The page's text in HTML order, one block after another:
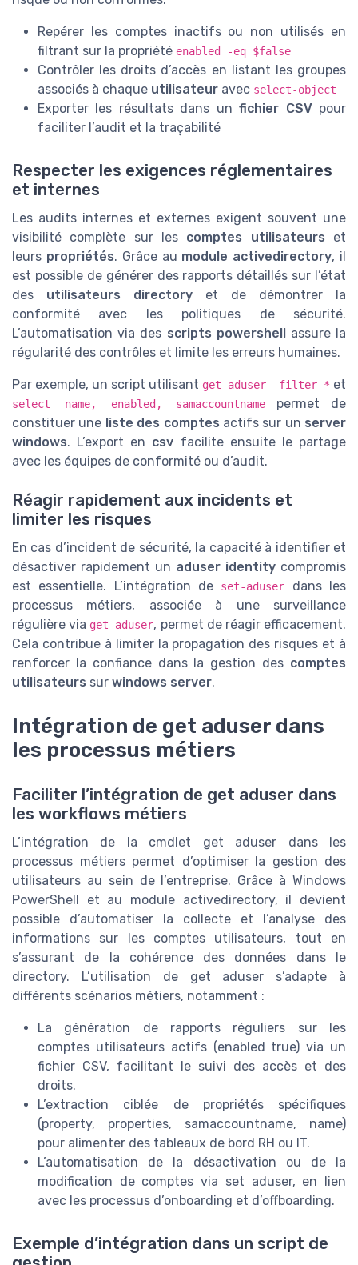
Repérer les comptes inactifs ou non utilisés en
filtrant sur la propriété enabled -eq $false
Contrôler les droits d’accès en listant les groupes
associés à chaque utilisateur avec select-object
Exporter les résultats dans unfichier CSVpour
faciliter l’audit et la traçabilité
Respecter les exigences réglementaires
et internes
Les audits internes et externes exigent souvent une
visibilité complète sur les comptes utilisateurs et
leurs propriétés. Grâce au module activedirectory, il
est possible de générer des rapports détaillés sur l’état
des utilisateurs directory et de démontrer la
conformité avec les politiques de sécurité.
L’automatisation via des scripts powershellassure la
régularité des contrôles et limite les erreurs humaines.
Par exemple, un script utilisant get-aduser -filter * et
select name, enabled, samaccountname
permet de
constituer une liste des comptes actifs sur un server
windows. L’export en csv facilite ensuite le partage
avec les équipes de conformité ou d’audit.
Réagir rapidement aux incidents et
limiter les risques
En cas d’incident de sécurité, la capacité à identifier et
désactiver rapidement un aduser identity compromis
est essentielle. L’intégration de
set-aduser
dans les
processus métiers, associée à une surveillance
régulière via get-aduser, permet de réagir efficacement.
Cela contribue à limiter la propagation des risques et à
renforcer la confiance dans la gestion des comptes
utilisateurs sur windows server.
Intégration de get aduser dans
les processus métiers
Faciliter l’intégration de get aduser dans
les workflows métiers
L’intégration de la cmdlet get aduser dans les
processus métiers permet d’optimiser la gestion des
utilisateurs au sein de l’entreprise. Grâce à Windows
PowerShell et au module activedirectory, il devient
possible d’automatiser la collecte et l’analyse des
informations sur les comptes utilisateurs, tout en
s’assurant de la cohérence des données dans le
directory. L’utilisation de get aduser s’adapte à
différents scénarios métiers, notamment :
La génération de rapports réguliers sur les
comptes utilisateurs actifs (enabled true) via un
fichier CSV, facilitant le suivi des accès et des
droits.
L’extraction ciblée de propriétés spécifiques
(property, properties, samaccountname, name)
pour alimenter des tableaux de bord RH ou IT.
L’automatisation de la désactivation ou de la
modification de comptes via set aduser, en lien
avec les processus d’onboarding et d’offboarding.
Exemple d’intégration dans un script de